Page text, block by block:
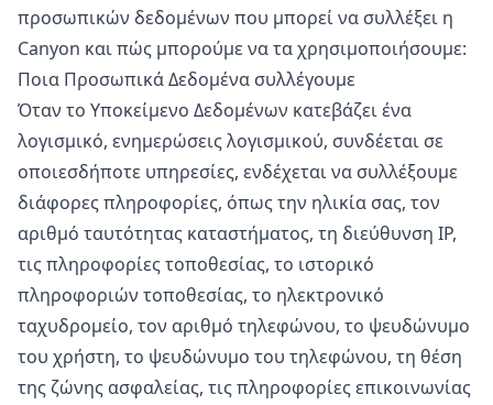
προσωπικών δεδομένων που μπορεί να συλλέξει η
Canyon και πώς μπορούμε να τα χρησιμοποιήσουμε:
Ποια Προσωπικά Δεδομένα συλλέγουμε
Όταν το Υποκείμενο Δεδομένων κατεβάζει ένα
λογισμικό, ενημερώσεις λογισμικού, συνδέεται σε
οποιεσδήποτε υπηρεσίες, ενδέχεται να συλλέξουμε
διάφορες πληροφορίες, όπως την ηλικία σας, τον
αριθμό ταυτότητας καταστήματος, τη διεύθυνση IP,
τις πληροφορίες τοποθεσίας, το ιστορικό
πληροφοριών τοποθεσίας, το ηλεκτρονικό
ταχυδρομείο, τον αριθμό τηλεφώνου, το ψευδώνυμο
του χρήστη, το ψευδώνυμο του τηλεφώνου, τη θέση
της ζώνης ασφαλείας, τις πληροφορίες επικοινωνίας